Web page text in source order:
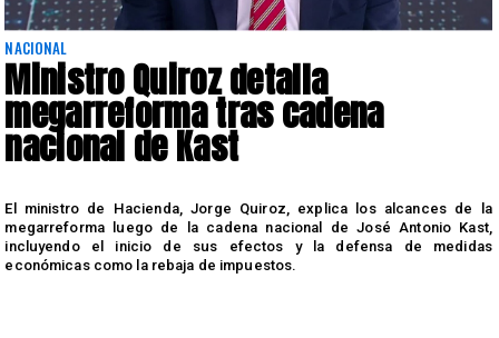
NACIONAL
Ministro Quiroz detalla
megarreforma tras cadena
nacional de Kast
El ministro de Hacienda, Jorge Quiroz, explica los alcances de la
megarreforma luego de la cadena nacional de José Antonio Kast,
incluyendo el inicio de sus efectos y la defensa de medidas
económicas como la rebaja de impuestos.